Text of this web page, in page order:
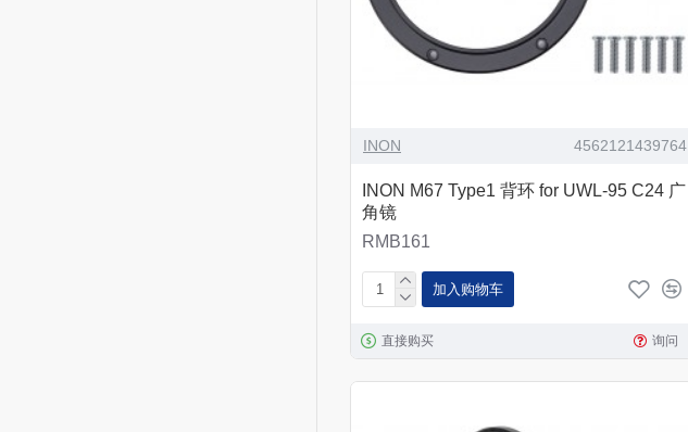
INON 4562121439764
INON M67 Type1 背环 for UWL-95 C24 广
角镜
RMB161
加入购物车
直接购买 询问